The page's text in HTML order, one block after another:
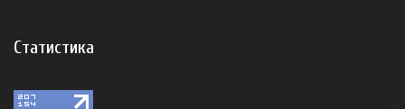
Статистика